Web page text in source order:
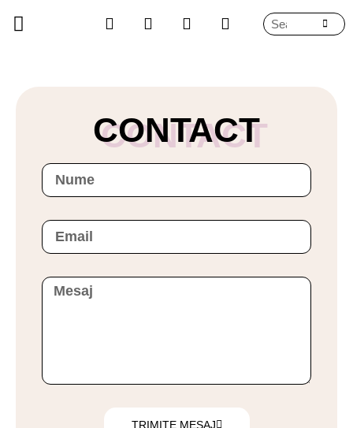
CONTACT
TRIMITE MESAJ